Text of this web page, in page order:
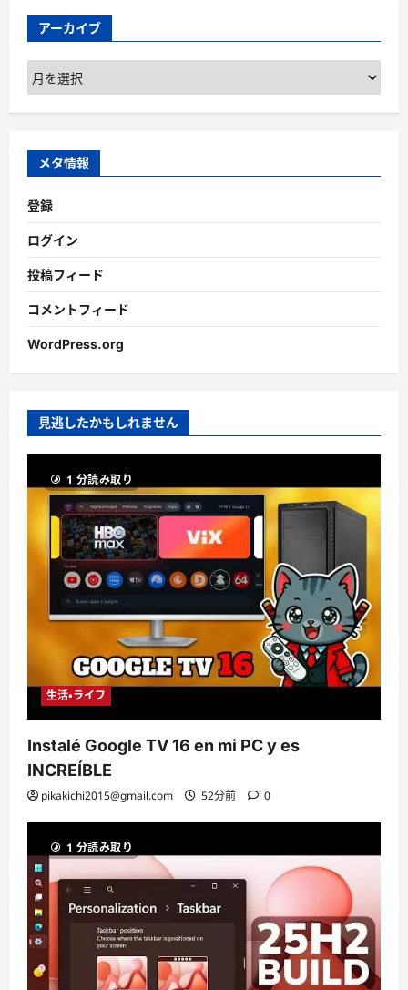
アーカイブ
ア
ー
カ
ブ
メタ情報
登録
ログイン
投稿フィード
コメントフィード
WordPress.org
見逃したかもしれません
1 分読み取り
生活・ライフ
Instalé Google TV 16 en mi PC y es
INCREÍBLE
pikakichi2015@gmail.com 52分前 0
1 分読み取り